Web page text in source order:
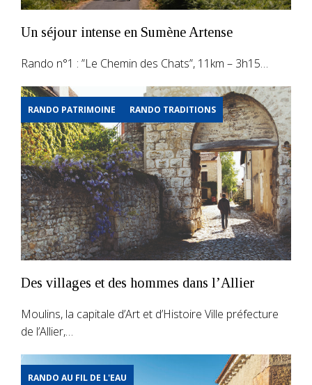
Un séjour intense en Sumène Artense
Rando n°1 : ”Le Chemin des Chats”, 11km – 3h15…
RANDO PATRIMOINE RANDO TRADITIONS
Des villages et des hommes dans l’Allier
Moulins, la capitale d’Art et d’Histoire Ville préfecture
de l’Allier,…
RANDO AU FIL DE L'EAU